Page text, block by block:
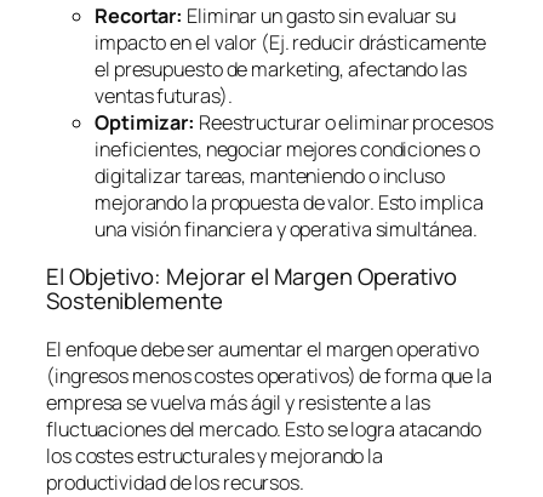
Recortar: Eliminar un gasto sin evaluar su
impacto en el valor (Ej. reducir drásticamente
el presupuesto de marketing, afectando las
ventas futuras).
Optimizar: Reestructurar o eliminar procesos
ineficientes, negociar mejores condiciones o
digitalizar tareas, manteniendo o incluso
mejorando la propuesta de valor. Esto implica
una visión financiera y operativa simultánea.
El Objetivo: Mejorar el Margen Operativo
Sosteniblemente
El enfoque debe ser aumentar el margen operativo
(ingresos menos costes operativos) de forma que la
empresa se vuelva más ágil y resistente a las
fluctuaciones del mercado. Esto se logra atacando
los costes estructurales y mejorando la
productividad de los recursos.